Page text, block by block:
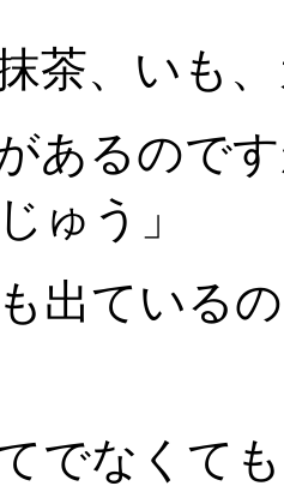
茶、いも
あるので
ゅう」
出ている
でなくて